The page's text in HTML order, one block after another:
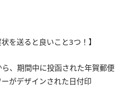
を送ると良いこと3つ！】
、期間中に投函された年賀郵便
がデザインされた日付印